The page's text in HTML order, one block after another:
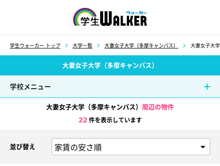
学生ウォーカー トップ 大学一覧 大妻女子大学（多摩キャンパス） 大妻女子大
大妻女子大学（多摩キャンパス）
学校メニュー
大妻女子大学（多摩キャンパス） 周辺の物件
22 件を表示しています
並び替え